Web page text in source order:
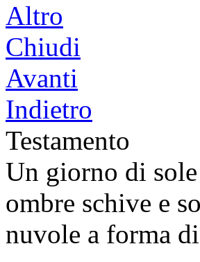
Altro
Chiudi
Avanti
Indietro
Testamento
Un giorno di
ombre schive e
nuvole a forma